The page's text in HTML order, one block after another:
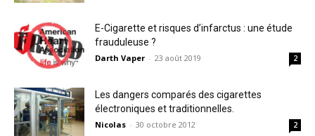
E-Cigarette et risques d’infarctus : une étude
frauduleuse ?
Darth Vaper - 23 août 2019 2
Les dangers comparés des cigarettes
électroniques et traditionnelles.
Nicolas - 30 octobre 2012 2